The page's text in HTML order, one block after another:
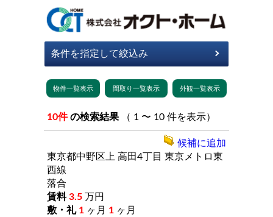
10件 の検索結果 （ 1 〜 10 件を表示）
東京都中野区上 高田4丁目 東京メトロ東
西線
落合
3.5 万円
1 ヶ月 1 ヶ月
候補に追加